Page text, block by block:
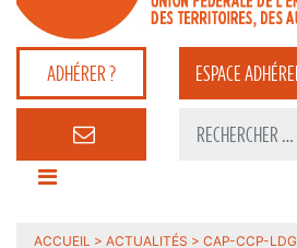
ADHÉRER ? ESPACE
ACCUEIL > ACTUALITÉS > CAP-CCP-LDG